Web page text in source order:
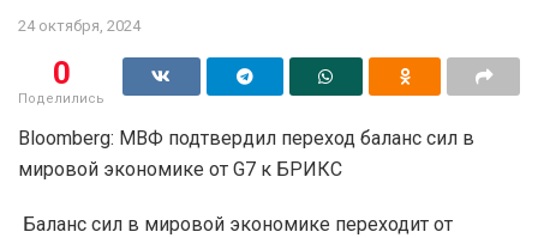
24 октября, 2024
0
Поделились
Bloomberg: МВФ подтвердил переход баланс сил в
мировой экономике от G7 к БРИКС
Баланс сил в мировой экономике переходит от